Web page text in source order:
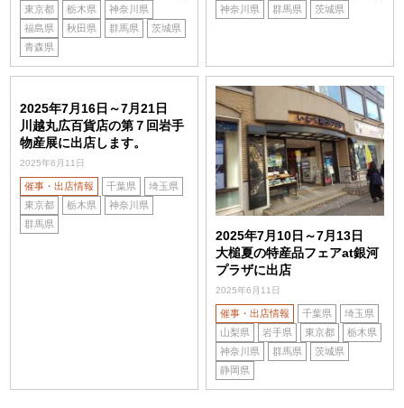
東京都
栃木県
神奈川県
福島県
秋田県 群馬県
茨城県
青森県
神奈川県
群馬県 茨城県
2025年7月16日～7月21日
川越丸広百貨店の第７回岩手
物産展に出店します。
2025年6月11日
催事・出店情報 千葉県
埼玉県
東京都
栃木県
神奈川県
群馬県
2025年7月10日～7月13日
大槌夏の特産品フェアat銀河
プラザに出店
2025年6月11日
催事・出店情報 千葉県
埼玉県
山梨県
岩手県 東京都
栃木県
神奈川県
群馬県
茨城県
静岡県